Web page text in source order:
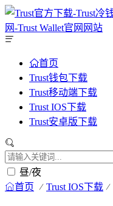
首页
Trust钱包下载
Trust移动端下载
Trust IOS下载
Trust安卓版下载
昼/夜
首页 Trust IOS下载